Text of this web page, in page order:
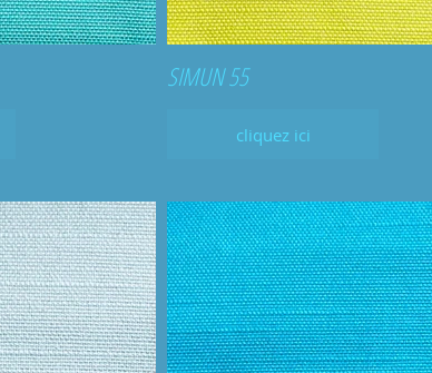
SIMUN 55
cliquez ici